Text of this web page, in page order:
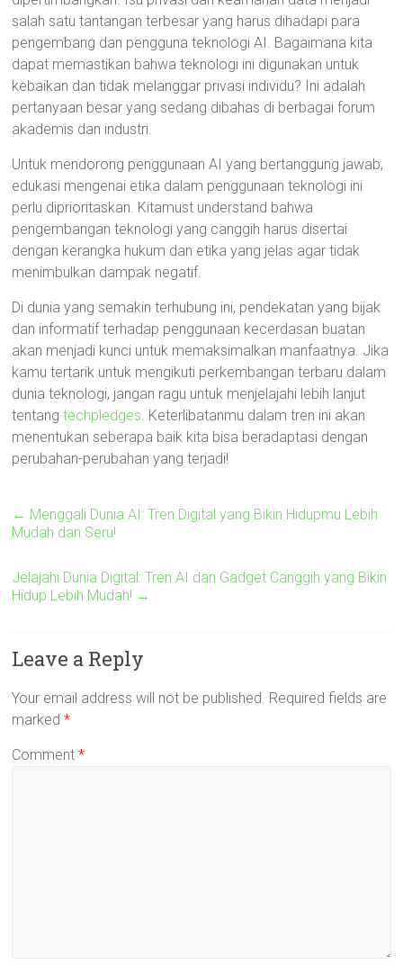
salah satu tantangan terbesar yang harus dihadapi para
pengembang dan pengguna teknologi AI. Bagaimana kita
dapat memastikan bahwa teknologi ini digunakan untuk
kebaikan dan tidak melanggar privasi individu? Ini adalah
pertanyaan besar yang sedang dibahas di berbagai forum
akademis dan industri.
Untuk mendorong penggunaan AI yang bertanggung jawab,
edukasi mengenai etika dalam penggunaan teknologi ini
perlu diprioritaskan. Kitamust understand bahwa
pengembangan teknologi yang canggih harus disertai
dengan kerangka hukum dan etika yang jelas agar tidak
menimbulkan dampak negatif.
Di dunia yang semakin terhubung ini, pendekatan yang bijak
dan informatif terhadap penggunaan kecerdasan buatan
akan menjadi kunci untuk memaksimalkan manfaatnya. Jika
kamu tertarik untuk mengikuti perkembangan terbaru dalam
dunia teknologi, jangan ragu untuk menjelajahi lebih lanjut
tentangtechpledges. Keterlibatanmu dalam tren ini akan
menentukan seberapa baik kita bisa beradaptasi dengan
perubahan-perubahan yang terjadi!
← Menggali Dunia AI: Tren Digital yang Bikin Hidupmu Lebih
Mudah dan Seru!
Jelajahi Dunia Digital: Tren AI dan Gadget Canggih yang Bikin
Hidup Lebih Mudah! →
Leave a Reply
Your email address will not be published. Required fields are
marked*
Comment*